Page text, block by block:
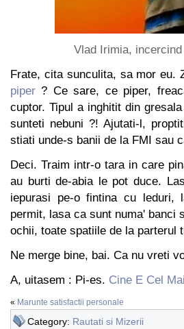
Vlad Irimia,
Frate, cita sunculita, sa mor eu.
piper ? Ce sare, ce piper,
cuptor. Tipul a inghitit din
sunteti nebuni ?! Ajutati-l,
stiati unde-s banii de la FMI sau
Deci. Traim intr-o tara in care
au burti de-abia le pot duce.
iepurasi pe-o fintina cu leduri,
permit, lasa ca sunt numa' banci
ochii, toate spatiile de la parterul
Ne merge bine, bai. Ca nu vreti
A, uitasem : Pi-es. Cine E Cel
« Marunte satisfactii personale
Category: Rautati si Mizerii